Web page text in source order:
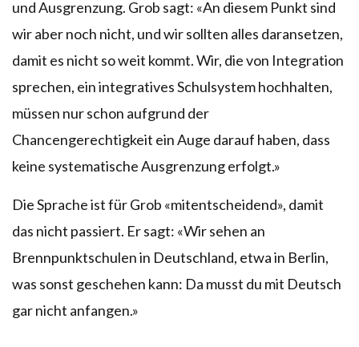
und Ausgrenzung. Grob sagt: «An diesem Punkt sind
wir aber noch nicht, und wir sollten alles daransetzen,
damit es nicht so weit kommt. Wir, die von Integration
sprechen, ein integratives Schulsystem hochhalten,
müssen nur schon aufgrund der
Chancengerechtigkeit ein Auge darauf haben, dass
keine systematische Ausgrenzung erfolgt.»
Die Sprache ist für Grob «mitentscheidend», damit
das nicht passiert. Er sagt: «Wir sehen an
Brennpunktschulen in Deutschland, etwa in Berlin,
was sonst geschehen kann: Da musst du mit Deutsch
gar nicht anfangen.»